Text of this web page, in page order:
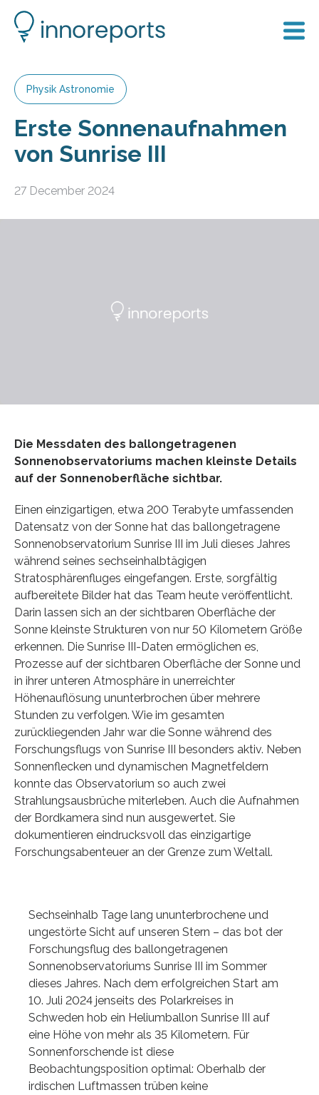
Physik Astronomie
Erste Sonnenaufnahmen
von Sunrise III
27 December 2024
Die Messdaten des ballongetragenen
Sonnenobservatoriums machen kleinste Details
auf der Sonnenoberfläche sichtbar.
Einen einzigartigen, etwa 200 Terabyte umfassenden
Datensatz von der Sonne hat das ballongetragene
Sonnenobservatorium Sunrise III im Juli dieses Jahres
während seines sechseinhalbtägigen
Stratosphärenfluges eingefangen. Erste, sorgfältig
aufbereitete Bilder hat das Team heute veröffentlicht.
Darin lassen sich an der sichtbaren Oberfläche der
Sonne kleinste Strukturen von nur 50 Kilometern Größe
erkennen. Die Sunrise III-Daten ermöglichen es,
Prozesse auf der sichtbaren Oberfläche der Sonne und
in ihrer unteren Atmosphäre in unerreichter
Höhenauflösung ununterbrochen über mehrere
Stunden zu verfolgen. Wie im gesamten
zurückliegenden Jahr war die Sonne während des
Forschungsflugs von Sunrise III besonders aktiv. Neben
Sonnenflecken und dynamischen Magnetfeldern
konnte das Observatorium so auch zwei
Strahlungsausbrüche miterleben. Auch die Aufnahmen
der Bordkamera sind nun ausgewertet. Sie
dokumentieren eindrucksvoll das einzigartige
Forschungsabenteuer an der Grenze zum Weltall.
Sechseinhalb Tage lang ununterbrochene und
ungestörte Sicht auf unseren Stern – das bot der
Forschungsflug des ballongetragenen
Sonnenobservatoriums Sunrise III im Sommer
dieses Jahres. Nach dem erfolgreichen Start am
10. Juli 2024 jenseits des Polarkreises in
Schweden hob ein Heliumballon Sunrise III auf
eine Höhe von mehr als 35 Kilometern. Für
Sonnenforschende ist diese
Beobachtungsposition optimal: Oberhalb der
irdischen Luftmassen trüben keine